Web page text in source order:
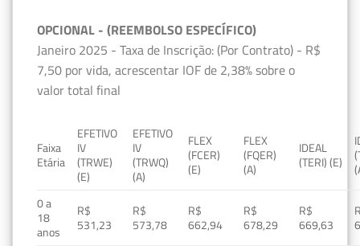
OPCIONAL - (REEMBOLSO ESPECÍFICO)
Janeiro 2025 - Taxa de Inscrição: (Por Contrato) - R$
7,50 por vida, acrescentar IOF de 2,38% sobre o
valor total final
Faixa
Etária
EFETIVO
IV
(TRWE)
(E)
EFETIVO
IV
(TRWQ)
(A)
FLEX
(FCER)
(E)
FLEX
(FQER)
(A)
IDEAL
(TERI) (E)
0 a
18
anos
R$
531,23
R$
573,78
R$
662,94
R$
678,29
R$
669,63